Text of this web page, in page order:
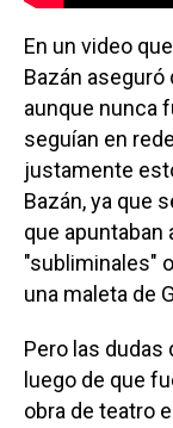
En un video
Bazán aseguró
aunque nunca
seguían en
justamente
Bazán, ya que
que apuntaban
"subliminales"
una maleta de
Pero las dudas
luego de que
obra de teatro